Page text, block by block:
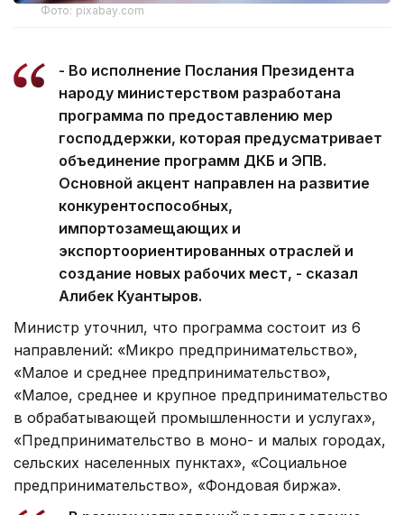
Фото: pixabay.com
- Во исполнение Послания Президента
народу министерством разработана
программа по предоставлению мер
господдержки, которая предусматривает
объединение программ ДКБ и ЭПВ.
Основной акцент направлен на развитие
конкурентоспособных,
импортозамещающих и
экспортоориентированных отраслей и
создание новых рабочих мест, - сказал
Алибек Куантыров.
Министр уточнил, что программа состоит из 6
направлений: «Микро предпринимательство»,
«Малое и среднее предпринимательство»,
«Малое, среднее и крупное предпринимательство
в обрабатывающей промышленности и услугах»,
«Предпринимательство в моно- и малых городах,
сельских населенных пунктах», «Социальное
предпринимательство», «Фондовая биржа».